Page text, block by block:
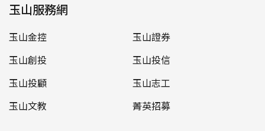
玉山服務網
玉山金控
玉山證券
玉山創投
玉山投信
玉山投顧
玉山志工
玉山文教
菁英招募